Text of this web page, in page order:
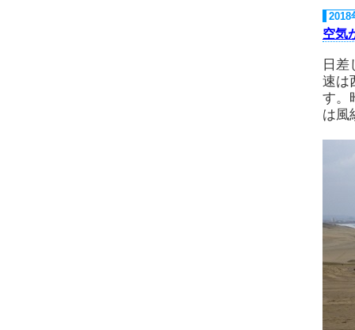
2018
空気
日
速は
す。
は風